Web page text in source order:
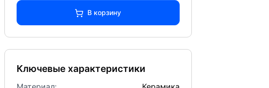
В корзину
Ключевые характеристики